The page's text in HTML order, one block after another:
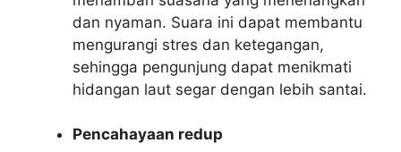
dan nyaman. Suara ini dapat membantu
mengurangi stres dan ketegangan,
sehingga pengunjung dapat menikmati
hidangan laut segar dengan lebih santai.
Pencahayaan redup